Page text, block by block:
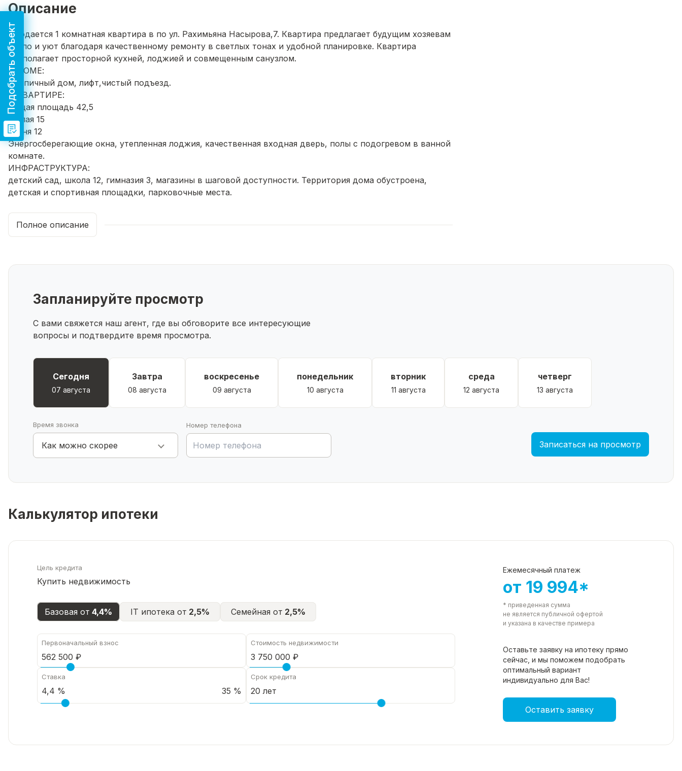
Описание
Продается 1 комнатная квартира в по ул. Рахимьяна Насырова,7. Квартира предлагает будущим хозяевам
тепло и уют благодаря качественному ремонту в светлых тонах и удобной планировке. Квартира
располагает просторной кухней, лоджией и совмещенным санузлом.
О ДОМЕ:
Кирпичный дом, лифт,чистый подъезд.
О КВАРТИРЕ:
Общая площадь 42,5
Жилая 15
Кухня 12
Энергосберегающие окна, утепленная лоджия, качественная входная дверь, полы с подогревом в ванной
комнате.
ИНФРАСТРУКТУРА:
детский сад, школа 12, гимназия 3, магазины в шаговой доступности. Территория дома обустроена,
детская и спортивная площадки, парковочные места.
Один взрослый собственник, любая форма оплаты наличными, ипотека, сертификаты.
ОБРАТИТЕ ВНИМАНИЕ:
Записывайтесь на просмотр в удобное для Вас время, звоните прямо сейчас.
Полное описание
Запланируйте просмотр
С вами свяжется наш агент, где вы обговорите все интересующие
вопросы и подтвердите время просмотра.
Сегодня
07 августа
Завтра
08 августа
воскресенье
09 августа
понедельник
10 августа
вторник
11 августа
среда
12 августа
четверг
13 августа
Время звонка
Как можно скорее
Номер телефона
Записаться на просмотр
Калькулятор ипотеки
Цель кредита
Купить недвижимость
Базовая от 4,4% IT ипотека от 2,5% Семейная от 2,5%
Первоначальный взнос Стоимость недвижимости
Ставка
35 %
Срок кредита
Ежемесячный платеж
от 19 994*
* приведенная сумма
не является публичной офертой
и указана в качестве примера
Оставьте заявку на ипотеку прямо
сейчас, и мы поможем подобрать
оптимальный вариант
индивидуально для Вас!
Оставить заявку
Подобрать объект